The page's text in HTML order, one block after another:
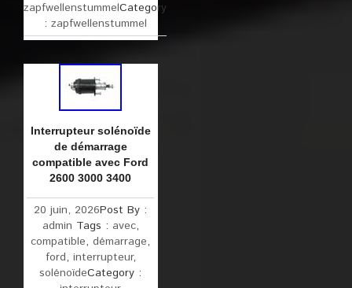
zapfwellenstummelCategory
: zapfwellenstummel
Interrupteur solénoïde
de démarrage
compatible avec Ford
2600 3000 3400
20 juin, 2026Post By :
admin Tags : avec,
compatible,démarrage,
ford, interrupteur,
solénoïdeCategory :